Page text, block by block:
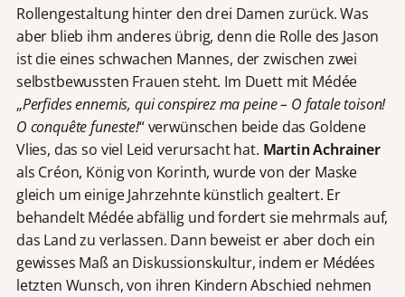
Rollengestaltung hinter den drei Damen zurück. Was
aber blieb ihm anderes übrig, denn die Rolle des Jason
ist die eines schwachen Mannes, der zwischen zwei
selbstbewussten Frauen steht. Im Duett mit Médée
„Perfides ennemis, qui conspirez ma peine – O fatale toison!
O conquête funeste!“ verwünschen beide das Goldene
Vlies, das so viel Leid verursacht hat. Martin Achrainer
als Créon, König von Korinth, wurde von der Maske
gleich um einige Jahrzehnte künstlich gealtert. Er
behandelt Médée abfällig und fordert sie mehrmals auf,
das Land zu verlassen. Dann beweist er aber doch ein
gewisses Maß an Diskussionskultur, indem er Médées
letzten Wunsch, von ihren Kindern Abschied nehmen